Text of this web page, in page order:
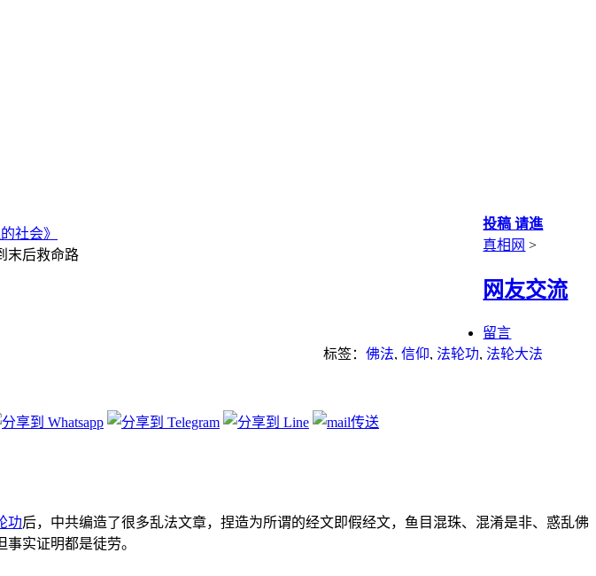
社会》
末后救命路
投稿 请進
真相网 >
网友交流
留言
标签： 佛法, 信仰, 法轮功, 法轮大法
功后，中共编造了很多乱法文章，捏造为所谓的经文即假经文，鱼目混珠、混淆是非、惑乱佛
实证明都是徒劳。